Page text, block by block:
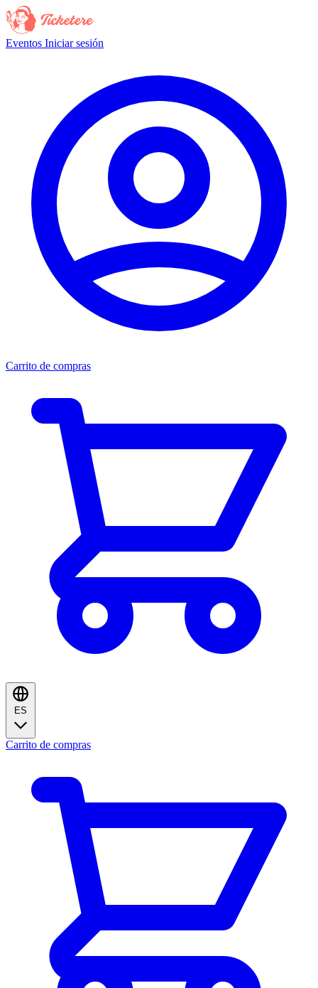
Eventos Iniciar sesión
Carrito de compras
ES
Carrito de compras